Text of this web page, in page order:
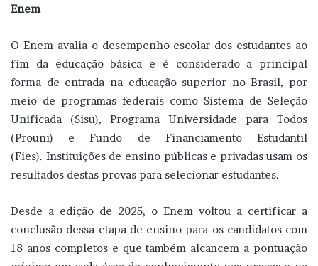
Enem
O Enem avalia o desempenho escolar dos estudantes ao
fim da educação básica e é considerado a principal
forma de entrada na educação superior no Brasil, por
meio de programas federais como Sistema de Seleção
Unificada (Sisu), Programa Universidade para Todos
(Prouni) e Fundo de Financiamento Estudantil
(Fies). Instituições de ensino públicas e privadas usam os
resultados destas provas para selecionar estudantes.
Desde a edição de 2025, o Enem voltou a certificar a
conclusão dessa etapa de ensino para os candidatos com
18 anos completos e que também alcancem a pontuação